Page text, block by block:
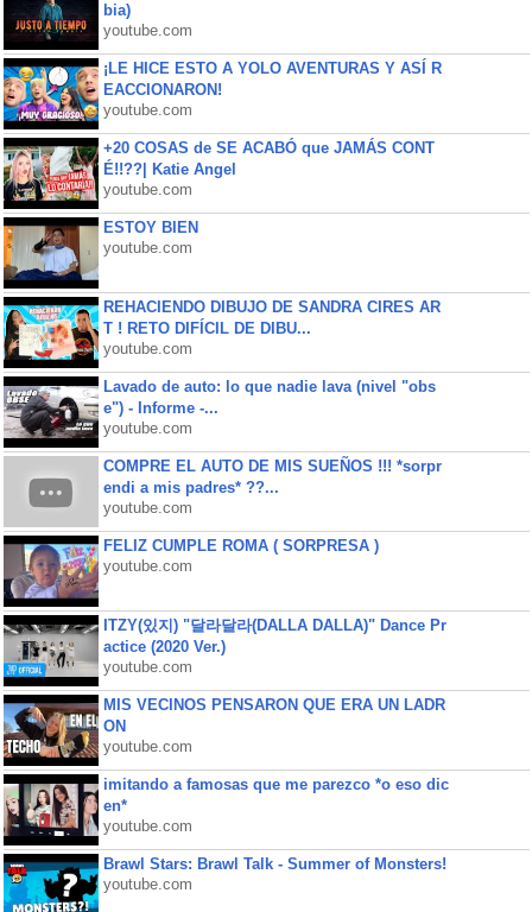
bia)
youtube.com
¡LE HICE ESTO A YOLO AVENTURAS Y ASÍ R
EACCIONARON!
youtube.com
+20 COSAS de SE ACABÓ que JAMÁS CONT
É!!??| Katie Angel
youtube.com
ESTOY BIEN
youtube.com
REHACIENDO DIBUJO DE SANDRA CIRES AR
T ! RETO DIFÍCIL DE DIBU...
youtube.com
Lavado de auto: lo que nadie lava (nivel "obs
e") - Informe -...
youtube.com
COMPRE EL AUTO DE MIS SUEÑOS !!! *sorpr
endi a mis padres* ??...
youtube.com
FELIZ CUMPLE ROMA ( SORPRESA )
youtube.com
ITZY(있지) "달라달라(DALLA DALLA)" Dance Pr
actice (2020 Ver.)
youtube.com
MIS VECINOS PENSARON QUE ERA UN LADR
ON
youtube.com
imitando a famosas que me parezco *o eso dic
en*
youtube.com
Brawl Stars: Brawl Talk - Summer of Monsters!
youtube.com